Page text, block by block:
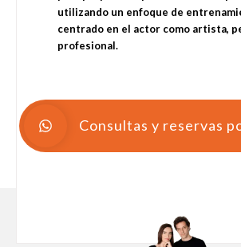
utilizando un enfoque de
centrado en el actor como artista,
profesional.
Consultas y reservas